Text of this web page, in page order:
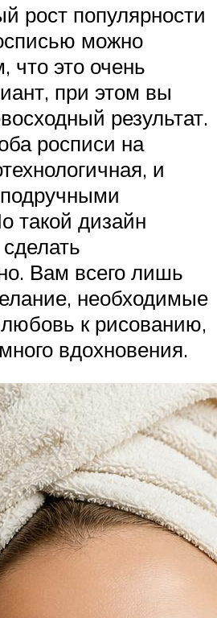
рост популярности
можно
что это очень
при этом вы
результат.
росписи на
и
такой дизайн
Вам всего лишь
необходимые
к рисованию,
вдохновения.